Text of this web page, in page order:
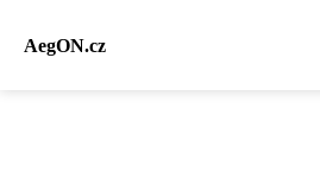
AegON.cz